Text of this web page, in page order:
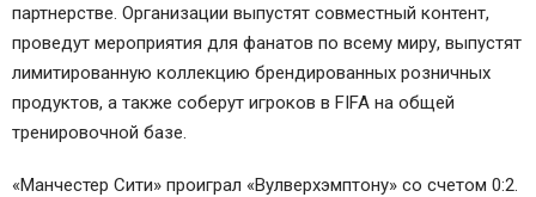
партнерстве. Организации выпустят совместный контент,
проведут мероприятия для фанатов по всему миру, выпустят
лимитированную коллекцию брендированных розничных
продуктов, а также соберут игроков в FIFA на общей
тренировочной базе.
«Манчестер Сити» проиграл «Вулверхэмптону» со счетом 0:2.